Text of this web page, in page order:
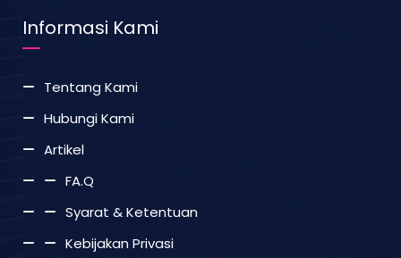
Informasi Kami
Tentang Kami
Hubungi Kami
Artikel
FA.Q
Syarat & Ketentuan
Kebijakan Privasi